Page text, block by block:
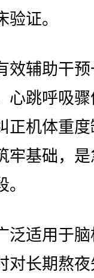
证。
辅助干预
心跳呼吸
正机体重
牢基础，
适用于脑
对长期熬